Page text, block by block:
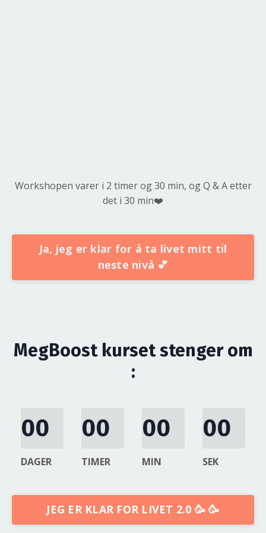
Workshopen varer i 2 timer og 30 min, og Q & A etter
det i 30 min❤️
Ja, jeg er klar for å ta livet mitt til
neste nivå 💕
MegBoost kurset stenger om
:
00
DAGER
00
TIMER
00
MIN
00
SEK
JEG ER KLAR FOR LIVET 2.0 🥳 🥳